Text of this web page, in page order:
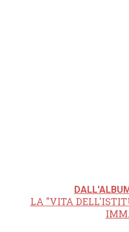
LA "VITA